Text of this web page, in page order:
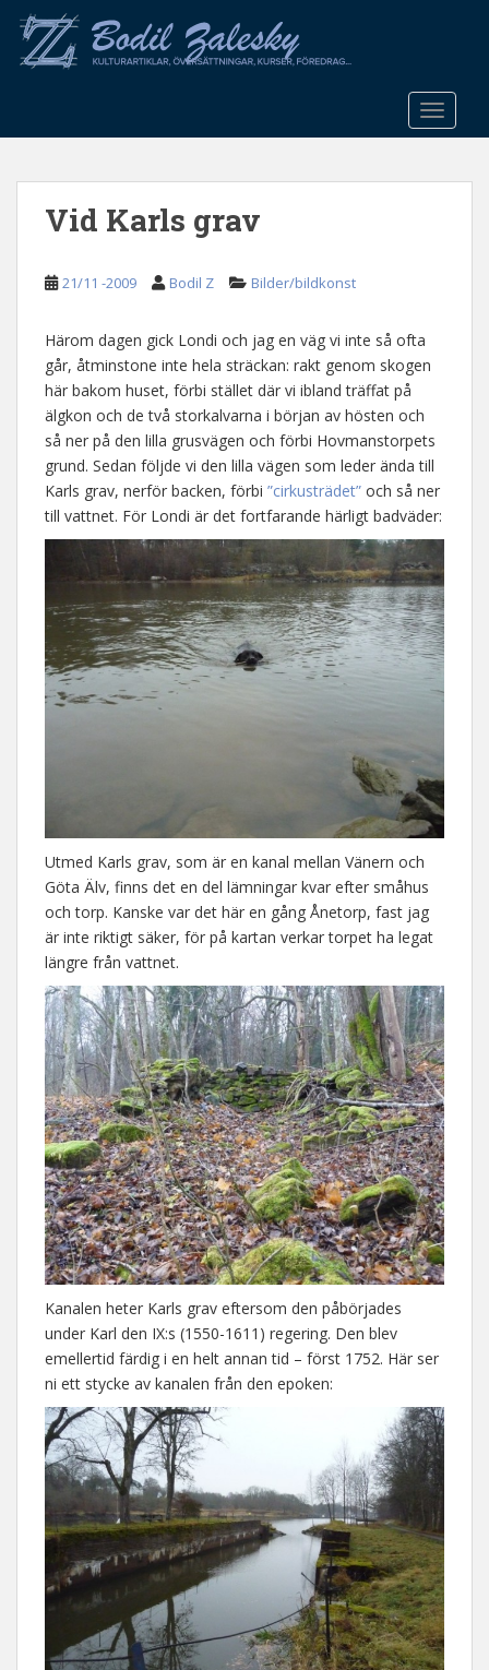
o
Vid Karls grav
21/11 -2009 Bodil Z Bilder/bildkonst
Härom dagen gick Londi och jag en väg vi inte så ofta
går, åtminstone inte hela sträckan: rakt genom skogen
här bakom huset, förbi stället där vi ibland träffat på
älgkon och de två storkalvarna i början av hösten och
så ner på den lilla grusvägen och förbi Hovmanstorpets
grund. Sedan följde vi den lilla vägen som leder ända till
Karls grav, nerför backen, förbi ”cirkusträdet” och så ner
till vattnet. För Londi är det fortfarande härligt badväder:
Utmed Karls grav, som är en kanal mellan Vänern och
Göta Älv, finns det en del lämningar kvar efter småhus
och torp. Kanske var det här en gång Ånetorp, fast jag
är inte riktigt säker, för på kartan verkar torpet ha legat
längre från vattnet.
Kanalen heter Karls grav eftersom den påbörjades
under Karl den IX:s (1550-1611) regering. Den blev
emellertid färdig i en helt annan tid – först 1752. Här ser
ni ett stycke av kanalen från den epoken: